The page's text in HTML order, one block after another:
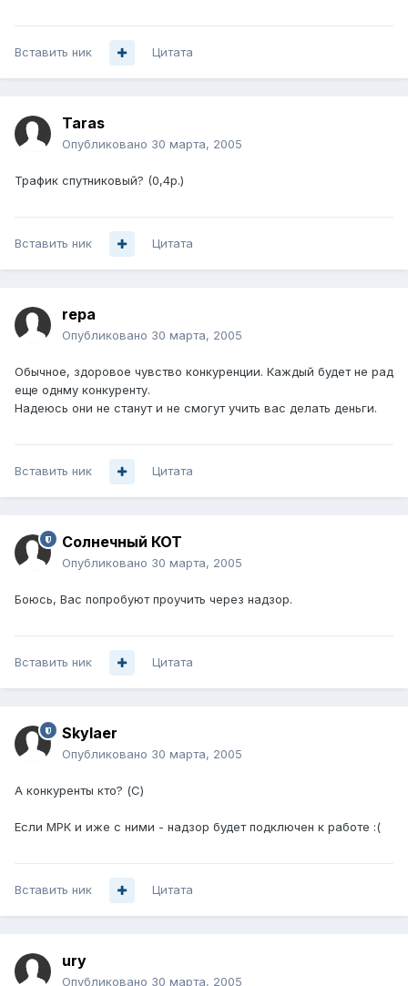
Вставить ник Цитата
Taras
Опубликовано 30 марта, 2005
Трафик спутниковый? (0,4р.)
Вставить ник Цитата
repa
Опубликовано 30 марта, 2005
Обычное, здоровое чувство конкуренции. Каждый будет не рад
еще однму конкуренту.
Надеюсь они не станут и не смогут учить вас делать деньги.
Вставить ник Цитата
Солнечный КОТ
Опубликовано 30 марта, 2005
Боюсь, Вас попробуют проучить через надзор.
Вставить ник Цитата
Skylaer
Опубликовано 30 марта, 2005
А конкуренты кто? (С)
Если МРК и иже с ними - надзор будет подключен к работе :(
Вставить ник Цитата
ury
Опубликовано 30 марта, 2005